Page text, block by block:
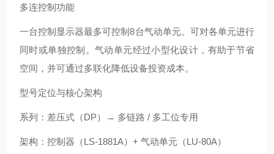
多连控制功能
一台控制显示器最多可控制8台气动单元。可对各单元进行
同时或单独控制。气动单元经过小型化设计，有助于节省
空间，并可通过多联化降低设备投资成本。
型号定位与核心架构
系列：差压式（DP）→ 多链路 / 多工位专用
架构：控制器（LS‑1881A）+ 气动单元（LU‑80A）